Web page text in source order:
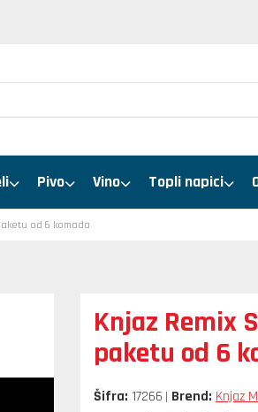
Pivo Vino Topli napici
od 6 komada
Knjaz Remix
paketu od 6
Šifra: 17266 Brend: Knjaz